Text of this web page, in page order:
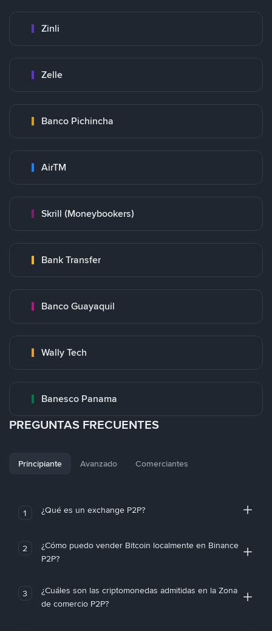
Zinli
Zelle
Banco Pichincha
AirTM
Skrill (Moneybookers)
Bank Transfer
Banco Guayaquil
Wally Tech
Banesco Panama
PREGUNTAS FRECUENTES
Principiante Avanzado Comerciantes
1 ¿Qué es un exchange P2P?
2
¿Cómo puedo vender Bitcoin localmente en Binance
P2P?
3
¿Cuáles son las criptomonedas admitidas en la Zona
de comercio P2P?